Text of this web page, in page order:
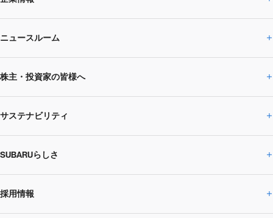
企業情報トップ
SUBARUのありたい姿
SUBARU 2025方針
事業所・関係会社
ニュースルーム
ニュースルームトップ
ニュースリリース
閉じる
株主・投資家の皆様へ
株主・投資家の皆様へトップ
企業・経営
IRライブラリー
サステナビリティ
サステナビリティトップ
CEOサステナビリティ
SUBARUらしさ
SUBARUらしさトップ
採用情報